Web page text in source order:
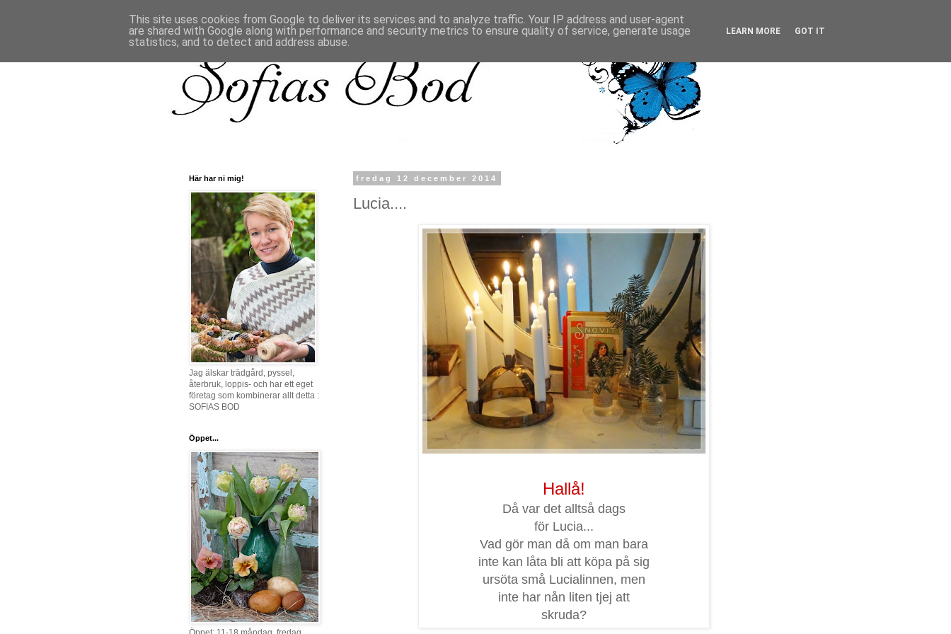
fredag 12 december 2014
Lucia....
Hallå!
Då var det alltså dags
för Lucia...
Vad gör man då om man bara
inte kan låta bli att köpa på sig
ursöta små Lucialinnen, men
inte har nån liten tjej att
skruda?
Här har ni mig!
Jag älskar trädgård, pyssel,
återbruk, loppis- och har ett eget
företag som kombinerar allt detta :
SOFIAS BOD
Öppet...
This site uses cookies from Google to deliver its services and to analyze traffic. Your IP address and user-agent
are shared with Google along with performance and security metrics to ensure quality of service, generate usage
statistics, and to detect and address abuse.
LEARN MORE GOT IT